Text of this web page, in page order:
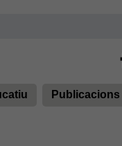
Publicacions